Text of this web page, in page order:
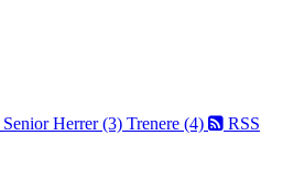
Senior Herrer (3) Trenere (4) RSS